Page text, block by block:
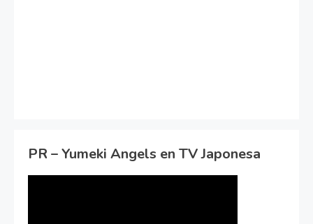
PR – Yumeki Angels en TV Japonesa